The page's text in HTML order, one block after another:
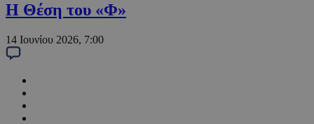
Η Θέση του «Φ»
14 Ιουνίου 2026, 7:00